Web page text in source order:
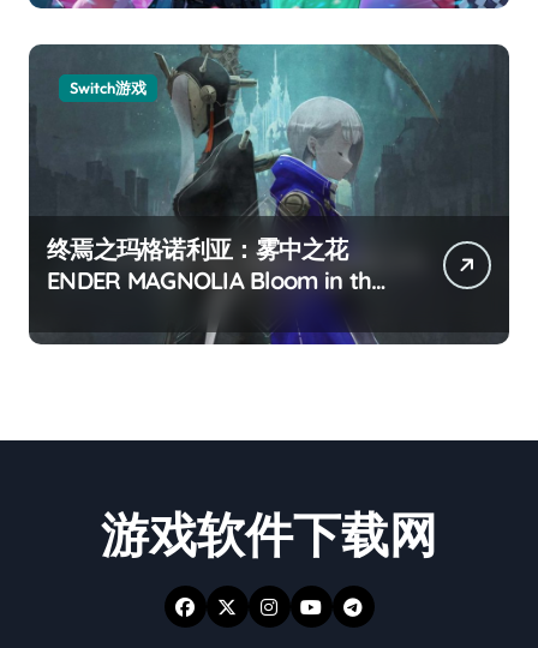
Switch游戏
终焉之玛格诺利亚：雾中之花
ENDER MAGNOLIA Bloom in the
游戏软件下载网